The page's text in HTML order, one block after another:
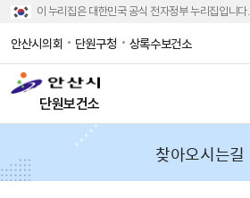
이 누리집은 대한민국 공식 전자정부 누리집입니다.
안산시의회 단원구청 상록수보건소
단원보건소
찾아오시는길